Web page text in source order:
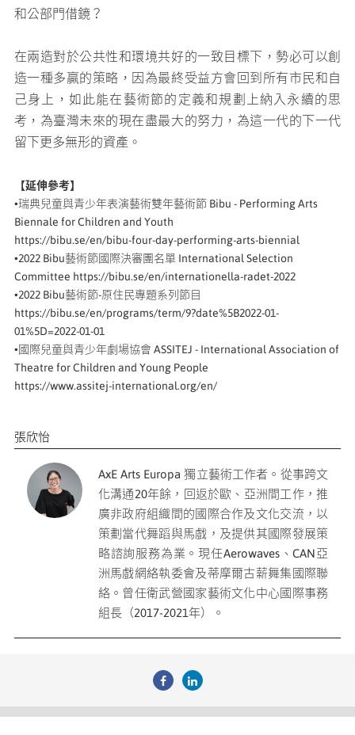
和公部門借鏡？
在兩造對於公共性和環境共好的一致目標下，勢必可以創
造一種多贏的策略，因為最終受益方會回到所有市民和自
己身上，如此能在藝術節的定義和規劃上納入永續的思
考，為臺灣未來的現在盡最大的努力，為這一代的下一代
留下更多無形的資產。
【延伸參考】
•瑞典兒童與青少年表演藝術雙年藝術節 Bibu - Performing Arts
Biennale for Children and Youth
https://bibu.se/en/bibu-four-day-performing-arts-biennial
•2022 Bibu藝術節國際決審團名單 International Selection
Committee https://bibu.se/en/internationella-radet-2022
•2022 Bibu藝術節-原住民專題系列節目
https://bibu.se/en/programs/term/9?date%5B2022-01-
01%5D=2022-01-01
•國際兒童與青少年劇場協會 ASSITEJ - International Association of
Theatre for Children and Young People
https://www.assitej-international.org/en/
張欣怡
AxE Arts Europa 獨立藝術工作者。從事跨文
化溝通20年餘，回返於歐、亞洲間工作，推
廣非政府組織間的國際合作及文化交流，以
策劃當代舞蹈與馬戲，及提供其國際發展策
略諮詢服務為業。現任Aerowaves、CAN亞
洲馬戲網絡執委會及蒂摩爾古薪舞集國際聯
絡。曾任衛武營國家藝術文化中心國際事務
組長（2017-2021年）。